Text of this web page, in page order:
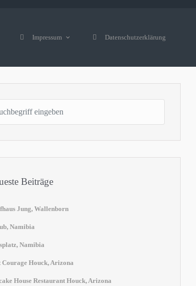
Impressum Datenschutzerklärung
Beiträge
Jung, Wallenborn
Namibia
Namibia
Houck, Arizona
House Restaurant Houck, Arizona